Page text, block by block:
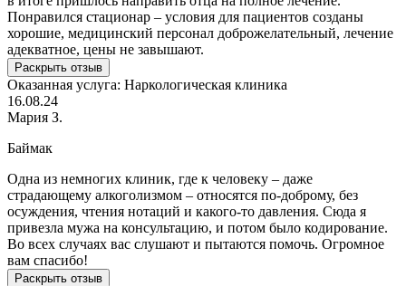
Понравился стационар – условия для пациентов созданы
хорошие, медицинский персонал доброжелательный, лечение
адекватное, цены не завышают.
Раскрыть отзыв
Оказанная услуга: Наркологическая клиника
16.08.24
Мария З.
Баймак
Одна из немногих клиник, где к человеку – даже
страдающему алкоголизмом – относятся по-доброму, без
осуждения, чтения нотаций и какого-то давления. Сюда я
привезла мужа на консультацию, и потом было кодирование.
Во всех случаях вас слушают и пытаются помочь. Огромное
вам спасибо!
Раскрыть отзыв